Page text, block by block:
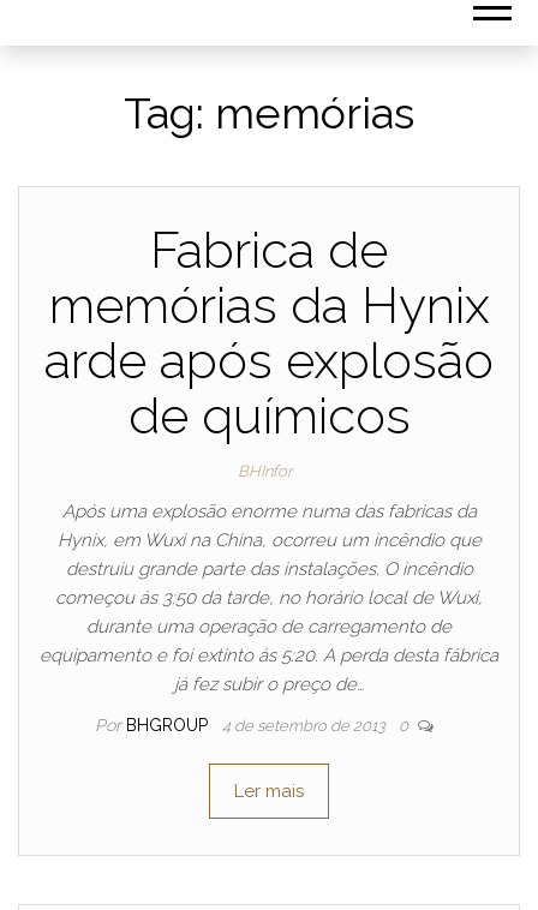
Tag: memórias
Fabrica de
memórias da Hynix
arde após explosão
de químicos
BHInfor
Após uma explosão enorme numa das fabricas da
Hynix, em Wuxi na China, ocorreu um incêndio que
destruiu grande parte das instalações. O incêndio
começou ás 3:50 da tarde, no horário local de Wuxi,
durante uma operação de carregamento de
equipamento e foi extinto ás 5:20. A perda desta fábrica
já fez subir o preço de…
Por BHGROUP 4 de setembro de 2013 0
Ler mais